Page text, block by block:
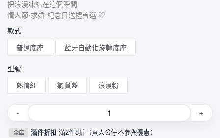
把浪漫凍結在這個瞬間
情人節·求婚·紀念日送禮首選 ♡
款式
普通底座 藍牙自動化旋轉底座
型號
熱情紅 氣質藍 浪漫粉
- +
全店 滿件折扣 滿2件8折（真人公仔不參與優惠）